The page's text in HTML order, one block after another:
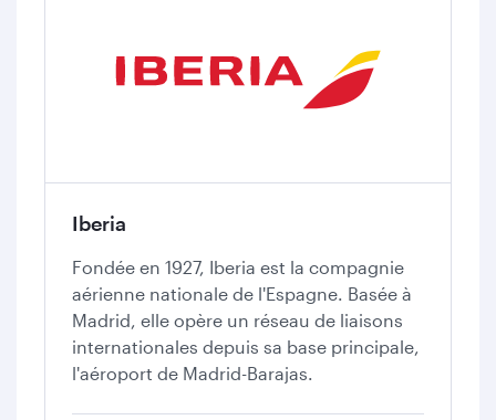
Iberia
Fondée en 1927, Iberia est la compagnie
aérienne nationale de l'Espagne. Basée à
Madrid, elle opère un réseau de liaisons
internationales depuis sa base principale,
l'aéroport de Madrid-Barajas.